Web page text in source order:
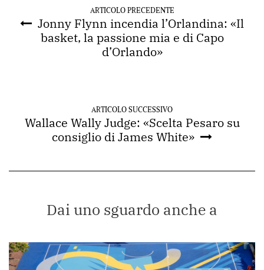
ARTICOLO PRECEDENTE
Jonny Flynn incendia l’Orlandina: «Il
basket, la passione mia e di Capo
d’Orlando»
ARTICOLO SUCCESSIVO
Wallace Wally Judge: «Scelta Pesaro su
consiglio di James White»
Dai uno sguardo anche a